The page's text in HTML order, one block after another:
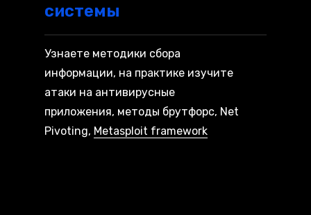
системы
Узнаете методики сбора
информации, на практике изучите
атаки на антивирусные
приложения, методы брутфорс, Net
Pivoting, Metasploit framework